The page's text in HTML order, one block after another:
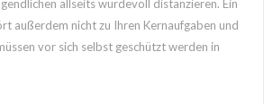
allseits würdevoll distanzieren. Ein
außerdem nicht zu Ihren Kernaufgaben und
vor sich selbst geschützt werden in